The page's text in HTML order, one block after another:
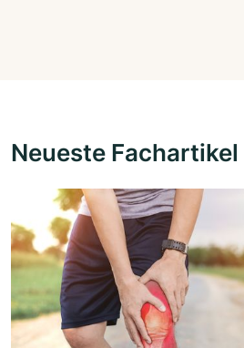
Neueste Fachartikel